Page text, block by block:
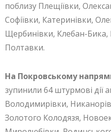
поблизу Плещіївки,
Софіївки, Катеринівки,
Щербинівки, Клебан-Бика,
Полтавки.
На Покровському
зупинили 64 штурмові дії
Володимирівки,
Золотого Колодязя,